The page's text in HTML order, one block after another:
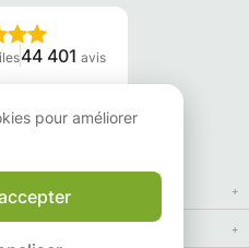
44 401 avis
avis
pour améliorer